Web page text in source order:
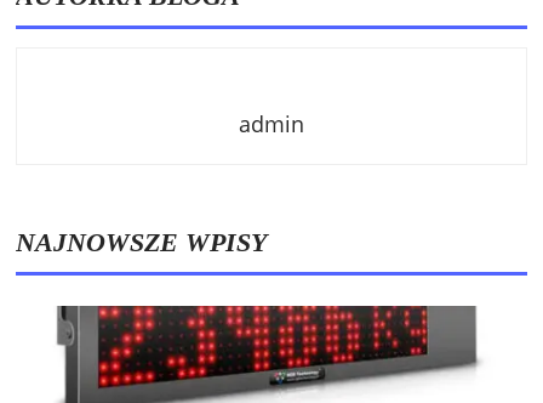
admin
NAJNOWSZE WPISY